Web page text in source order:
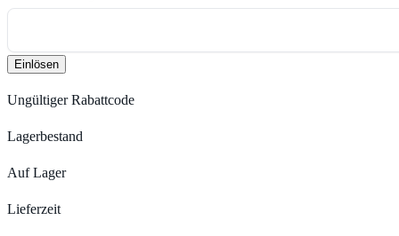
Einlösen
Ungültiger Rabattcode
Lagerbestand
Auf Lager
Lieferzeit